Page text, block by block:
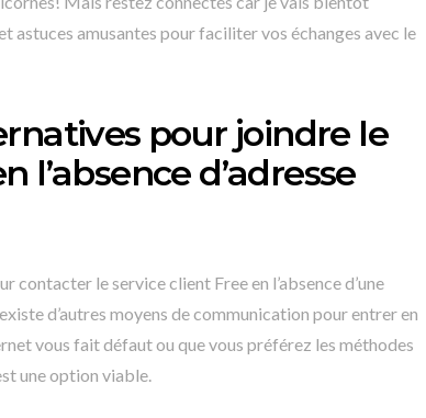
astuces amusantes pour faciliter vos échanges avec le
pour joindre le
l’absence d’adresse
contacter le service client Free en l’absence d’une
d’autres moyens de communication pour entrer en
vous fait défaut ou que vous préférez les méthodes
une option viable.